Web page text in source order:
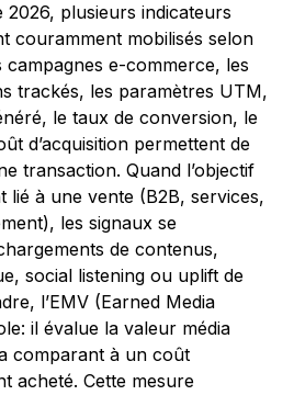
2026, plusieurs indicateurs
couramment mobilisés selon
e-commerce, les
trackés, les paramètres UTM,
le taux de conversion, le
d’acquisition permettent de
transaction. Quand l’objectif
lié à une vente (B2B, services,
les signaux se
de contenus,
social listening ou uplift de
l’EMV (Earned Media
il évalue la valeur média
comparant à un coût
acheté. Cette mesure